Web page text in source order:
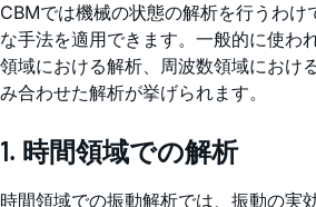
CBMでは機械の状態の解析を行うわけ
な手法を適用できます。一般的に使わ
領域における解析、周波数領域におけ
み合わせた解析が挙げられます。
1. 時間領域での解析
時間領域での振動解析では、振動の実